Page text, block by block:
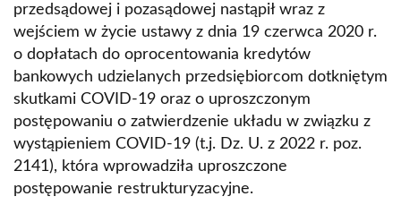
przedsądowej i pozasądowej nastąpił wraz z
wejściem w życie ustawy z dnia 19 czerwca 2020 r.
o dopłatach do oprocentowania kredytów
bankowych udzielanych przedsiębiorcom dotkniętym
skutkami COVID-19 oraz o uproszczonym
postępowaniu o zatwierdzenie układu w związku z
wystąpieniem COVID-19 (t.j. Dz. U. z 2022 r. poz.
2141), która wprowadziła uproszczone
postępowanie restrukturyzacyjne.
Bezzałogowe statki powietrzne. Nowa era w
prawie lotniczym
Nowy model urbanizacji w Polsce - praktyczne
wdrożenie zasad odpowiedzialnej urbanizacji
oraz miasta zwartego (NEWURBPACT)
Ocena roli „Programu polskiej energetyki
jądrowej” w osiąganiu celów redukcji gazów
cieplarnianych